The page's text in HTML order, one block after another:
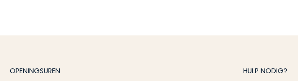
OPENINGSUREN HULP NODIG?